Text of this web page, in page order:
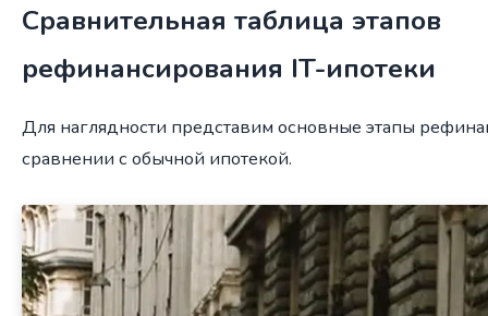
Сравнительная таблица этапов
рефинансирования IT-ипотеки
Для наглядности представим основные этапы
сравнении с обычной ипотекой.